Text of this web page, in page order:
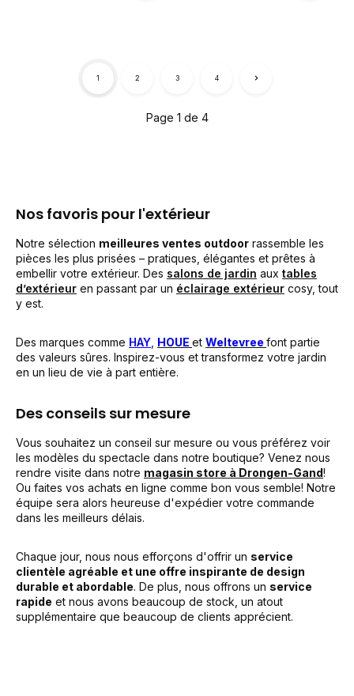
Page 1 de 4
1 2 3 4
Nos favoris pour l'extérieur
Notre sélection meilleures ventes outdoor rassemble les
pièces les plus prisées – pratiques, élégantes et prêtes à
embellir votre extérieur. Des salons de jardin aux tables
d’extérieur en passant par un éclairage extérieur cosy, tout
y est.
Des marques comme HAY HOUE et Weltevree font partie
des valeurs sûres. Inspirez-vous et transformez votre jardin
en un lieu de vie à part entière.
Des conseils sur mesure
Vous souhaitez un conseil sur mesure ou vous préférez voir
les modèles du spectacle dans notre boutique? Venez nous
rendre visite dans notre magasin store à Drongen-Gand!
Ou faites vos achats en ligne comme bon vous semble! Notre
équipe sera alors heureuse d'expédier votre commande
dans les meilleurs délais.
Chaque jour, nous nous efforçons d'offrir un service
clientèle agréable et une offre inspirante de design
durable et abordable. De plus, nous offrons un service
rapide et nous avons beaucoup de stock, un atout
supplémentaire que beaucoup de clients apprécient.